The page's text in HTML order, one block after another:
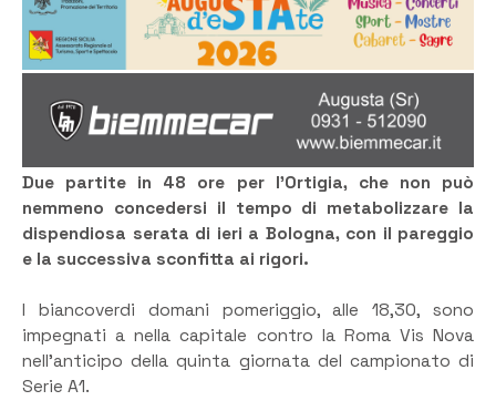
Due partite in 48 ore per l’Ortigia, che non può
nemmeno concedersi il tempo di metabolizzare la
dispendiosa serata di ieri a Bologna, con il pareggio
e la successiva sconfitta ai rigori.
I biancoverdi domani pomeriggio, alle 18,30, sono
impegnati a nella capitale contro la Roma Vis Nova
nell’anticipo della quinta giornata del campionato di
Serie A1.